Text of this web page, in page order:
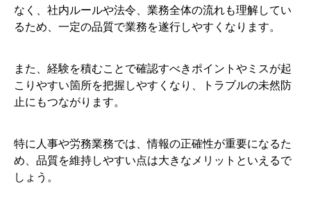
なく、社内ルールや法令、業務全体の流れも理解してい
るため、一定の品質で業務を遂行しやすくなります。
また、経験を積むことで確認すべきポイントやミスが起
こりやすい箇所を把握しやすくなり、トラブルの未然防
止にもつながります。
特に人事や労務業務では、情報の正確性が重要になるた
め、品質を維持しやすい点は大きなメリットといえるで
しょう。